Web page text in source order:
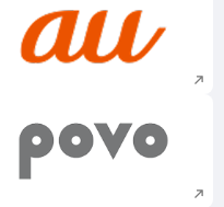
新規ウィンドウで
新規ウィンドウで